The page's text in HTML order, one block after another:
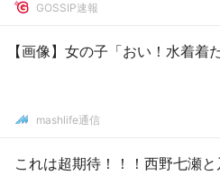
GOSSIP速報
【画像】女の子「おい！水着着
mashlife通信
これは超期待！！！西野七瀬